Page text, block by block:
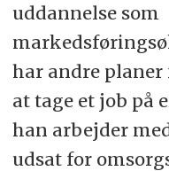
uddannelse som
har andre planer
at tage et job på
han arbejder
udsat for